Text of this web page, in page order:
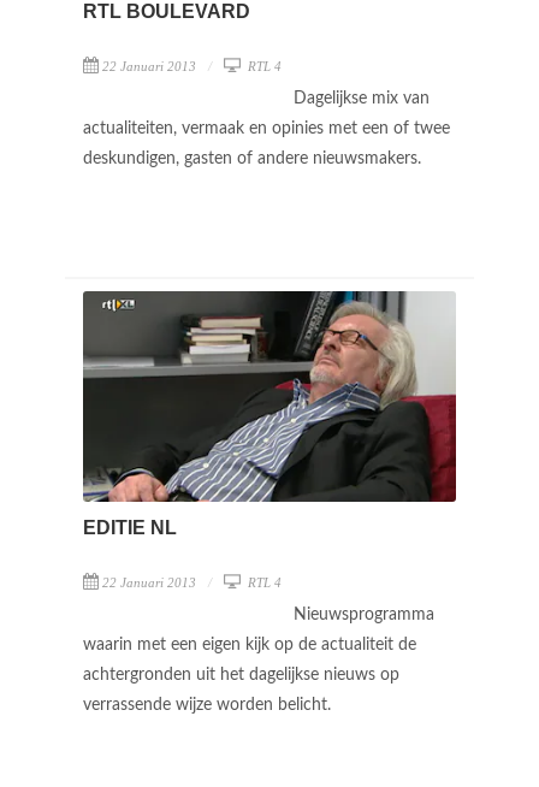
RTL BOULEVARD
22 Januari 2013 RTL 4
Dagelijkse mix van
actualiteiten, vermaak en opinies met een of twee
deskundigen, gasten of andere nieuwsmakers.
EDITIE NL
22 Januari 2013 RTL 4
Nieuwsprogramma
waarin met een eigen kijk op de actualiteit de
achtergronden uit het dagelijkse nieuws op
verrassende wijze worden belicht.